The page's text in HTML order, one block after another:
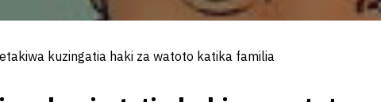
kuzingatia haki za watoto katika familia